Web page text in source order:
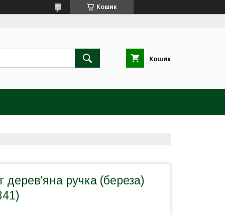
Кошик
Кошик
дерев'яна ручка (береза)